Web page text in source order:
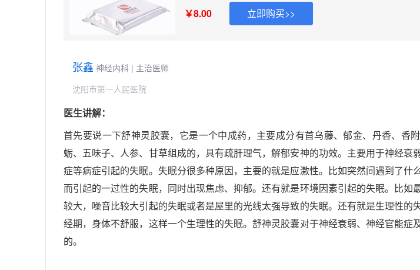
￥8.00 立即购买>>
张鑫 神经内科 | 主治医师
沈阳市第一人民医院
医生讲解：
首先要说一下舒神灵胶囊，它是一个中成药，主要成分有首乌藤、郁金、丹香、香
蛎、五味子、人参、甘草组成的，具有疏肝理气，解郁安神的功效。主要用于神经衰
症等病症引起的失眠。失眠分很多种原因，主要的就是应激性。比如突然间遇到了什
而引起的一过性的失眠，同时出现焦虑、抑郁。还有就是环境因素引起的失眠。比如
较大，噪音比较大引起的失眠或者是屋里的光线太强导致的失眠。还有就是生理性的
经期，身体不舒服，这样一个生理性的失眠。舒神灵胶囊对于神经衰弱、神经官能症
的。